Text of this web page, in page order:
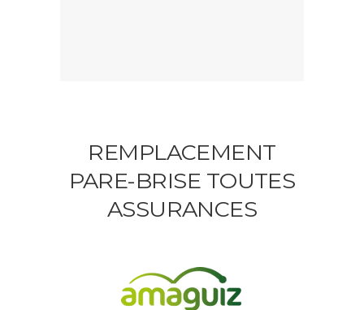
REMPLACEMENT
PARE-BRISE TOUTES
ASSURANCES